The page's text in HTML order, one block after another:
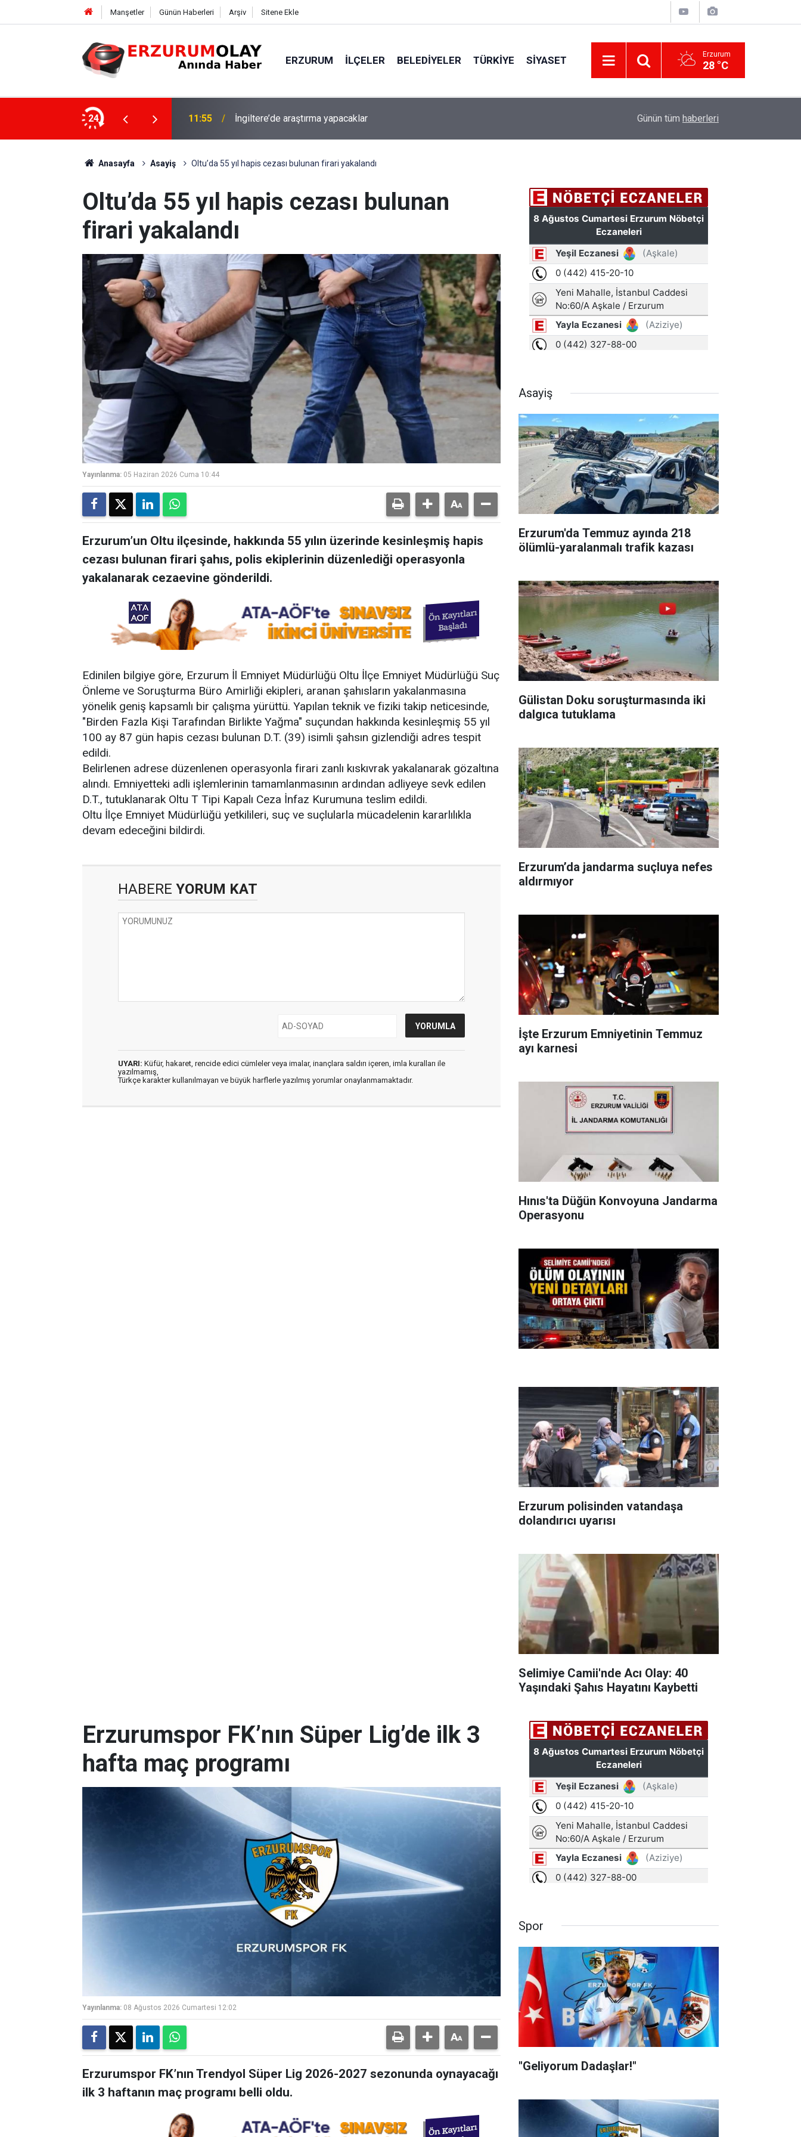
Manşetler Günün Haberleri Arşiv Sitene Ekle
ERZURUM İLÇELER BELEDIYELER TÜRKIYE SIYASET Erzurum
28 °C
24 11:52 Çay sohbeti iddiaya dönüştü Türkiye'de bir ilki yapıyor: Kilim üzerine
Günün tüm haberleri
Anasayfa Asayiş Oltu’da 55 yıl hapis cezası bulunan firari yakalandı
Oltu’da 55 yıl hapis cezası bulunan
firari yakalandı
Yayınlanma: 05 Haziran 2026 Cuma 10:44
Erzurum’un Oltu ilçesinde, hakkında 55 yılın üzerinde kesinleşmiş hapis
cezası bulunan firari şahıs, polis ekiplerinin düzenlediği operasyonla
yakalanarak cezaevine gönderildi.
Edinilen bilgiye göre, Erzurum İl Emniyet Müdürlüğü Oltu İlçe Emniyet Müdürlüğü Suç
Önleme ve Soruşturma Büro Amirliği ekipleri, aranan şahısların yakalanmasına
yönelik geniş kapsamlı bir çalışma yürüttü. Yapılan teknik ve fiziki takip neticesinde,
"Birden Fazla Kişi Tarafından Birlikte Yağma" suçundan hakkında kesinleşmiş 55 yıl
100 ay 87 gün hapis cezası bulunan D.T. (39) isimli şahsın gizlendiği adres tespit
edildi.
Belirlenen adrese düzenlenen operasyonla firari zanlı kıskıvrak yakalanarak gözaltına
alındı. Emniyetteki adli işlemlerinin tamamlanmasının ardından adliyeye sevk edilen
D.T., tutuklanarak Oltu T Tipi Kapalı Ceza İnfaz Kurumuna teslim edildi.
Oltu İlçe Emniyet Müdürlüğü yetkilileri, suç ve suçlularla mücadelenin kararlılıkla
devam edeceğini bildirdi.
HABERE YORUM KAT
UYARI: Küfür, hakaret, rencide edici cümleler veya imalar, inançlara saldırı içeren, imla kuralları ile
yazılmamış,
Türkçe karakter kullanılmayan ve büyük harflerle yazılmış yorumlar onaylanmamaktadır.
Asayiş
Erzurum'da Temmuz ayında 218
ölümlü-yaralanmalı trafik kazası
Gülistan Doku soruşturmasında iki
dalgıca tutuklama
Erzurum’da jandarma suçluya nefes
aldırmıyor
İşte Erzurum Emniyetinin Temmuz
ayı karnesi
Hınıs'ta Düğün Konvoyuna Jandarma
Operasyonu
Erzurum polisinden vatandaşa
dolandırıcı uyarısı
Selimiye Camii'nde Acı Olay: 40
Yaşındaki Şahıs Hayatını Kaybetti
Erzurumspor FK’nın Süper Lig’de ilk 3
hafta maç programı
Yayınlanma: 08 Ağustos 2026 Cumartesi 12:02
Erzurumspor FK’nın Trendyol Süper Lig 2026-2027 sezonunda oynayacağı
ilk 3 haftanın maç programı belli oldu.
Spor
"Geliyorum Dadaşlar!"